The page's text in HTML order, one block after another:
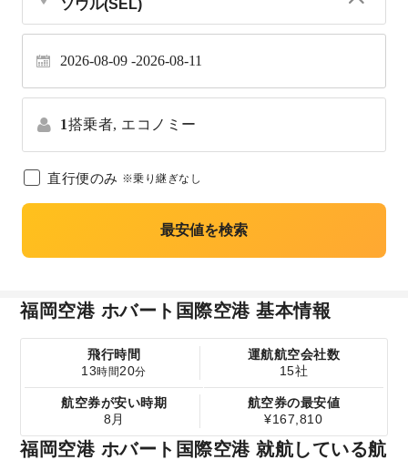
2026-08-09 2026-08-11
1搭乗者, エコノミー
直行便のみ ※乗り継ぎなし
最安値を検索
福岡空港 ホバート国際空港 基本情報
飛行時間
13時間20分
運航航空会社数
15社
航空券が安い時期
8月
航空券の最安値
¥167,810
福岡空港 ホバート国際空港 就航している航